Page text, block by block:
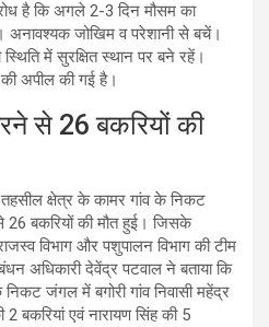
है कि अगले 2-3 दिन मौसम का
अनावश्यक जोखिम व परेशानी से बचें।
में सुरक्षित स्थान पर बने रहें।
अपील की गई है।
से 26 बकरियों की
तहसील क्षेत्र के कामर गांव के निकट
बकरियों की मौत हुई। जिसके
विभाग और पशुपालन विभाग की टीम
अधिकारी देवेंद्र पटवाल ने बताया कि
जंगल में बगोरी गांव निवासी महेंद्र
बकरियां एवं नारायण सिंह की 5